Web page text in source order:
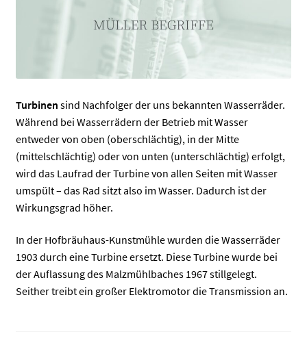
Turbinen sind Nachfolger der uns bekannten Wasserräder.
Während bei Wasserrädern der Betrieb mit Wasser
entweder von oben (oberschlächtig), in der Mitte
(mittelschlächtig) oder von unten (unterschlächtig) erfolgt,
wird das Laufrad der Turbine von allen Seiten mit Wasser
umspült – das Rad sitzt also im Wasser. Dadurch ist der
Wirkungsgrad höher.
In der Hofbräuhaus-Kunstmühle wurden die Wasserräder
1903 durch eine Turbine ersetzt. Diese Turbine wurde bei
der Auflassung des Malzmühlbaches 1967 stillgelegt.
Seither treibt ein großer Elektromotor die Transmission an.